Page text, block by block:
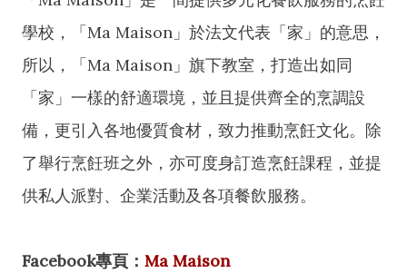
學校，「Ma Maison」於法文代表「家」的意思，
所以，「Ma Maison」旗下教室，打造出如同
「家」一樣的舒適環境，並且提供齊全的烹調設
備，更引入各地優質食材，致力推動烹飪文化。除
了舉行烹飪班之外，亦可度身訂造烹飪課程，並提
供私人派對、企業活動及各項餐飲服務。
Facebook專頁： Ma Maison